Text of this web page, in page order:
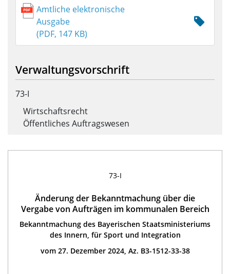
Amtliche elektronische
Ausgabe
(PDF, 147 KB)
Verwaltungsvorschrift
73-I
Wirtschaftsrecht
Öffentliches Auftragswesen
73-I
Änderung der Bekanntmachung über die
Vergabe von Aufträgen im kommunalen Bereich
Bekanntmachung des Bayerischen Staatsministeriums
des Innern, für Sport und Integration
vom 27. Dezember 2024, Az. B3-1512-33-38